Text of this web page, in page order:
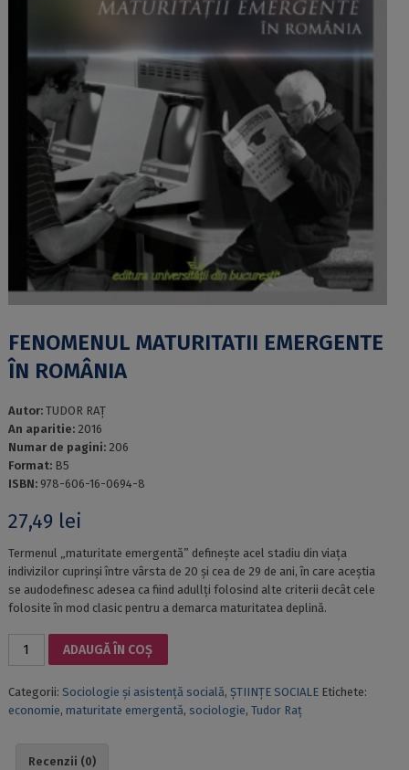
FENOMENUL MATURITATII EMERGENTE
ÎN ROMÂNIA
Autor: TUDOR RAŢ
An aparitie: 2016
Numar de pagini: 206
Format: B5
ISBN: 978-606-16-0694-8
27,49 lei
Termenul „maturitate emergentă” defineşte acel stadiu din viaţa
indivizilor cuprinşi între vârsta de 20 şi cea de 29 de ani, în care aceştia
se audodefinesc adesea ca fiind adullţi folosind alte criterii decât cele
folosite în mod clasic pentru a demarca maturitatea deplină.
EMERGENTE
ÎN
ADAUGĂ ÎN COȘ
Categorii: Sociologie și asistență socială, ȘTIINȚE SOCIALE Etichete:
economie, maturitate emergentă, sociologie, Tudor Raţ
Recenzii (0)